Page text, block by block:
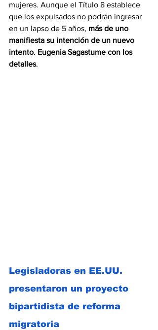
mujeres. Aunque el Título 8 establece
que los expulsados no podrán ingresar
en un lapso de 5 años, más de uno
manifiesta su intención de un nuevo
intento. Eugenia Sagastume con los
detalles.
Legisladoras en EE.UU.
presentaron un proyecto
bipartidista de reforma
migratoria